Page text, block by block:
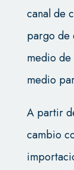
canal de
pargo de
medio
medio
A partir
cambio